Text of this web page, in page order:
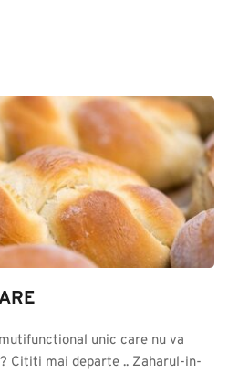
unic care nu va
Cititi mai departe .. Zaharul-in-